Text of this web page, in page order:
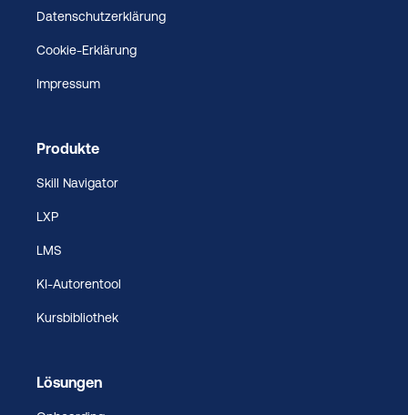
Datenschutzerklärung
Cookie-Erklärung
Impressum
Produkte
Skill Navigator
LXP
LMS
KI-Autorentool
Kursbibliothek
Lösungen